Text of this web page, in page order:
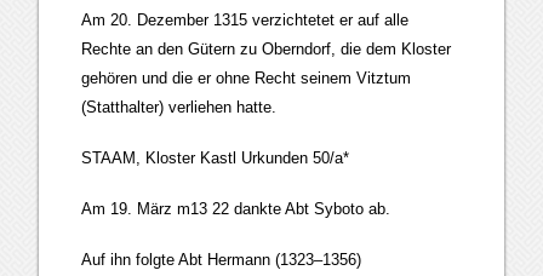
Am 20. Dezember 1315 verzichtetet er auf alle
Rechte an den Gütern zu Oberndorf, die dem Kloster
gehören und die er ohne Recht seinem Vitztum
(Statthalter) verliehen hatte.
STAAM, Kloster Kastl Urkunden 50/a*
Am 19. März m13 22 dankte Abt Syboto ab.
Auf ihn folgte Abt Hermann (1323–1356)